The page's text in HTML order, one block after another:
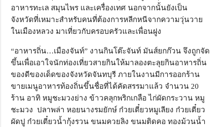
อาหารทะเล สมุนไพร และเครื่องเทศ นอกจากนั้นยังเป็น
จังหวัดที่เหมาะสำหรับคนที่ต้องการหลีกหนีจากความวุ่นวาย
ในเมืองหลวง มาเที่ยวกับครอบครัวและเพื่อนฝูง
“อาหารถิ่น…เมืองจันท์” งานกินโต๊ะจันท์ มันส์ยกก๊วน จึงถูกจัด
ขึ้นเพื่อเอาใจนักท่องเที่ยวสายกินให้มาลองตะลุยกินอาหารถิ่น
ของดีของเด็ดของจังหวัดจันทบุรี ภายในงานมีการออกร้าน
ขายเมนูอาหารท้องถิ่นขึ้นชื่อที่ได้คัดสรรมาแล้ว จำนวน 20
ร้าน อาทิ หมูชะมวงย่าง ข้าวคลุกพริกเกลือ ไก่ผัดกระวาน หมู
ชะมวง ปลาพล่า หอยนางรมยักษ์ ก๋วยเตี๋ยวหมูเลียง ก๋วยเตี๋ยว
ผัดปู ก๋วยเตี๋ยวน้ำกุ้งรวน ขนมควยลิง ขนมติดคอ ทองม้วนน้ำ